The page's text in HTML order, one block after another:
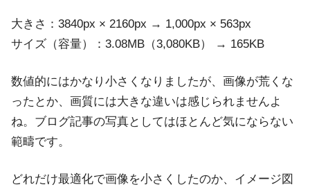
大きさ：3840px × 2160px → 1,000px × 563px
サイズ（容量）：3.08MB（3,080KB） → 165KB
数値的にはかなり小さくなりましたが、画像が荒くな
ったとか、画質には大きな違いは感じられませんよ
ね。ブログ記事の写真としてはほとんど気にならない
範疇です。
どれだけ最適化で画像を小さくしたのか、イメージ図